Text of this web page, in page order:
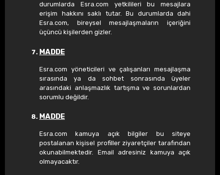
durumlarda Esra.com yetkilileri bu mesajlara
erişim hakkını saklı tutar. Bu durumlarda dahi
Esra.com, bireysel mesajlaşmaların içeriğini
üçüncü kişilerden gizler.
MADDE
Esra.com yöneticileri ve çalışanları mesajlaşma
sırasında ya da sohbet sonrasında üyeler
arasındaki anlaşmazlık tartışma ve sorunlardan
sorumlu değildir.
MADDE
Esra.com kamuya açık bilgiler bu siteye
postalanan kişisel profiller ziyaretçiler tarafından
okunabilmektedir. Email adresiniz kamuya açık
olmayacaktır.